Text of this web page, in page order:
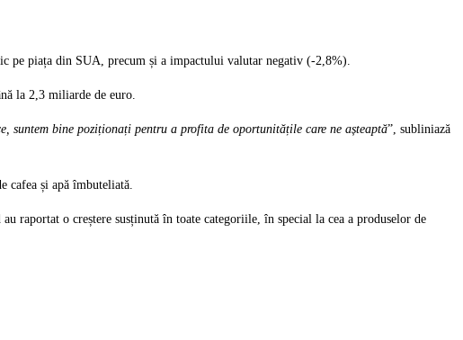
pe piața din SUA, precum și a impactului valutar negativ (-2,8%).
la 2,3 miliarde de euro.
suntem bine poziționați pentru a profita de oportunitățile care ne așteaptă”, subliniază
cafea și apă îmbuteliată.
raportat o creștere susținută în toate categoriile, în special la cea a produselor de